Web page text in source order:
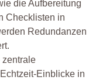
die Aufbereitung
Checklisten in
Redundanzen
zentrale
Einblicke in